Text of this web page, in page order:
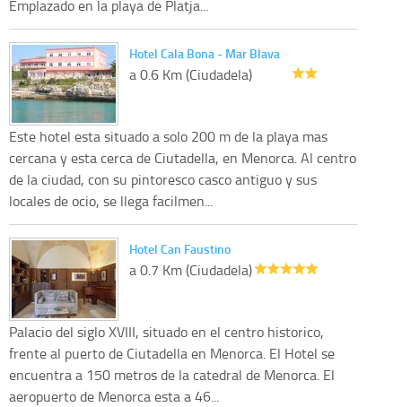
Emplazado en la playa de Platja...
Hotel Cala Bona - Mar Blava
a 0.6 Km (Ciudadela)
Este hotel esta situado a solo 200 m de la playa mas
cercana y esta cerca de Ciutadella, en Menorca. Al centro
de la ciudad, con su pintoresco casco antiguo y sus
locales de ocio, se llega facilmen...
Hotel Can Faustino
a 0.7 Km (Ciudadela)
Palacio del siglo XVIII, situado en el centro historico,
frente al puerto de Ciutadella en Menorca. El Hotel se
encuentra a 150 metros de la catedral de Menorca. El
aeropuerto de Menorca esta a 46...